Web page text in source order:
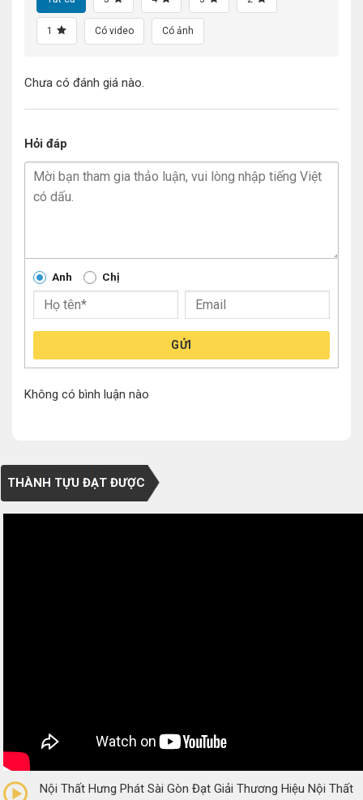
1 Có video Có ảnh
Chưa có đánh giá nào.
Hỏi đáp
Anh Chị
GỬI
Không có bình luận nào
THÀNH TỰU ĐẠT ĐƯỢC
(0 Reviews)
Nội Thất Hưng Phát Sài Gòn Đạt Giải Thương Hiệu Nội Thất